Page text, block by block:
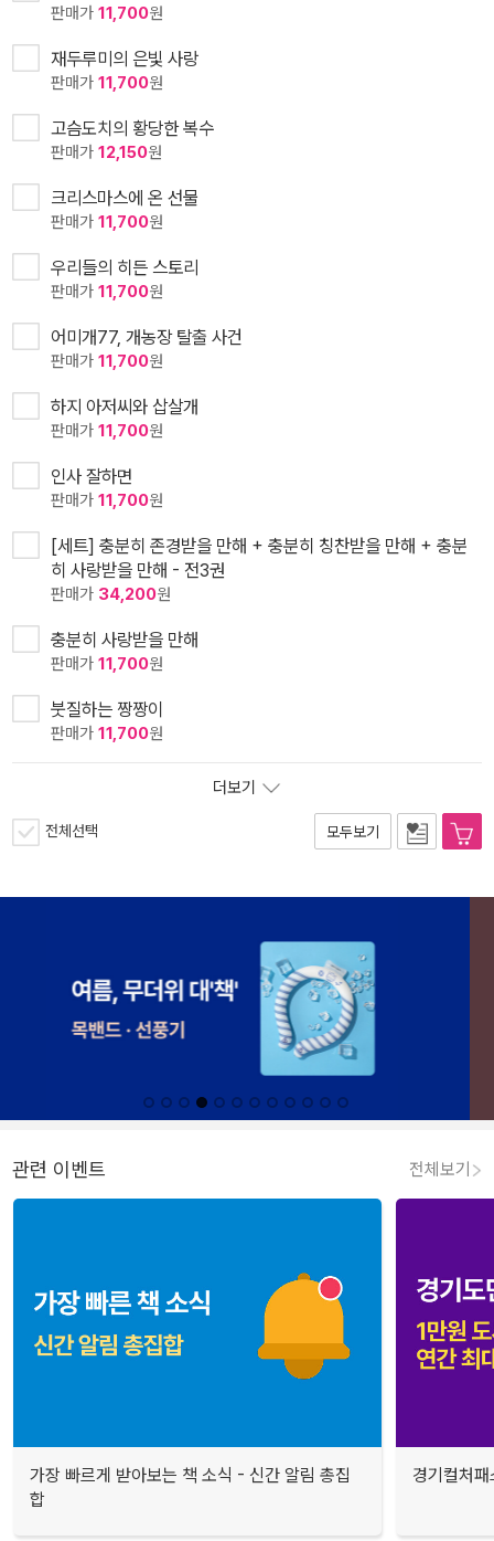
판매가 11,700원
재두루미의 은빛 사랑
판매가 11,700원
고슴도치의 황당한 복수
판매가 12,150원
크리스마스에 온 선물
판매가 11,700원
우리들의 히든 스토리
판매가 11,700원
어미개77, 개농장 탈출 사건
판매가 11,700원
하지 아저씨와 삽살개
판매가 11,700원
인사 잘하면
판매가 11,700원
[세트] 충분히 존경받을 만해 + 충분히 칭찬받을 만해 + 충분
히 사랑받을 만해 - 전3권
판매가 34,200원
충분히 사랑받을 만해
판매가 11,700원
붓질하는 짱짱이
판매가 11,700원
더보기
전체선택 모두보기
관련 이벤트 전체보기
가장 빠르게 받아보는 책 소식 - 신간 알림 총집
합
경기컬처